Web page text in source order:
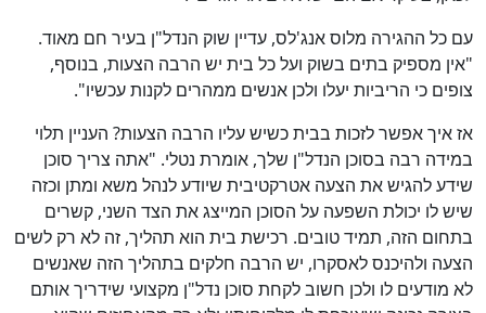
עם כל ההגירה מלוס אנג'לס, עדיין שוק הנדל"ן בעיר חם מאוד.
"אין מספיק בתים בשוק ועל כל בית יש הרבה הצעות, בנוסף,
צופים כי הריביות יעלו ולכן אנשים ממהרים לקנות עכשיו".
אז איך אפשר לזכות בבית כשיש עליו הרבה הצעות? העניין תלוי
במידה רבה בסוכן הנדל"ן שלך, אומרת נטלי. "אתה צריך סוכן
שידע להגיש את הצעה אטרקטיבית שיודע לנהל משא ומתן וכזה
שיש לו יכולת השפעה על הסוכן המייצג את הצד השני, קשרים
בתחום הזה, תמיד טובים. רכישת בית הוא תהליך, זה לא רק לשים
הצעה ולהיכנס לאסקרו, יש הרבה חלקים בתהליך הזה שאנשים
לא מודעים לו ולכן חשוב לקחת סוכן נדל"ן מקצועי שידריך אותם